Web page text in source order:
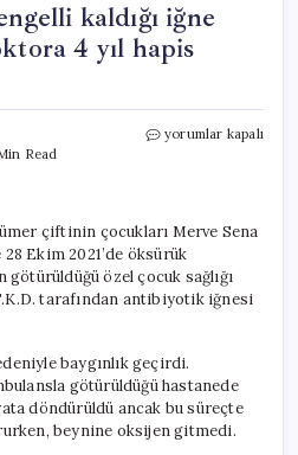
kaldığı iğne
4 yıl hapis
Read
Merve
soruşturması.
Doktora
4
yıl
için
yorumlar kapalı
çiftinin çocukları Merve Sena
Ekim 2021’de öksürük
özel çocuk sağlığı
tarafından antibiyotik iğnesi
baygınlık geçirdi.
götürüldüğü hastanede
döndürüldü ancak bu süreçte
beynine oksijen gitmedi.